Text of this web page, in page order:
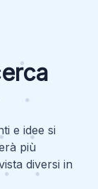
e idee si
più
diversi in